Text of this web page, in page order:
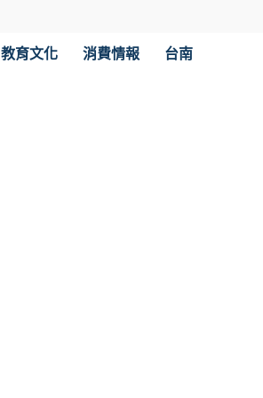
教育文化 消費情報 台南